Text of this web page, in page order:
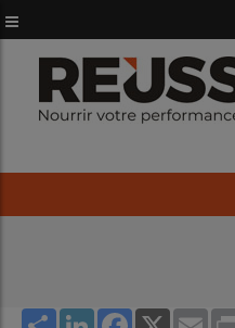
au
contenu
principal